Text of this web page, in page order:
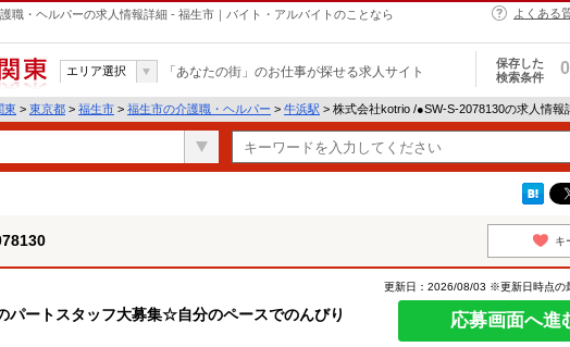
職・ヘルパーの求人情報詳細 - 福生市｜バイト・アルバイトのことなら
よくある
東
エリア選択 「あなたの街」のお仕事が探せる求人サイト
保存した
検索条件
0
東 > 東京都 > 福生市 > 福生市の介護職・ヘルパー > 牛浜駅 > 株式会社kotrio /●SW-S-2078130の求人情報
キ
パートスタッフ大募集☆自分のペースでのんびり
更新日：2026/08/03 ※更新日時点の
応募画面へ進